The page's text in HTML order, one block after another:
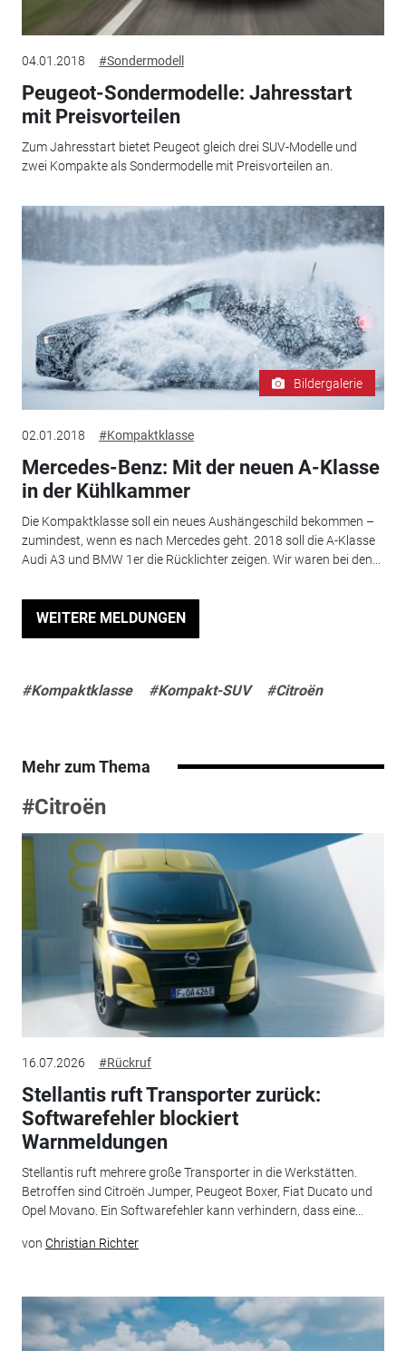
04.01.2018 #Sondermodell
Peugeot-Sondermodelle: Jahresstart
mit Preisvorteilen
Zum Jahresstart bietet Peugeot gleich drei SUV-Modelle und
zwei Kompakte als Sondermodelle mit Preisvorteilen an.
Bildergalerie
02.01.2018 #Kompaktklasse
Mercedes-Benz: Mit der neuen A-Klasse
in der Kühlkammer
Die Kompaktklasse soll ein neues Aushängeschild bekommen –
zumindest, wenn es nach Mercedes geht. 2018 soll die A-Klasse
Audi A3 und BMW 1er die Rücklichter zeigen. Wir waren bei den...
WEITERE MELDUNGEN
#Kompaktklasse #Kompakt-SUV #Citroën
Mehr zum Thema
#Citroën
16.07.2026 #Rückruf
Stellantis ruft Transporter zurück:
Softwarefehler blockiert
Warnmeldungen
Stellantis ruft mehrere große Transporter in die Werkstätten.
Betroffen sind Citroën Jumper, Peugeot Boxer, Fiat Ducato und
Opel Movano. Ein Softwarefehler kann verhindern, dass eine...
von Christian Richter